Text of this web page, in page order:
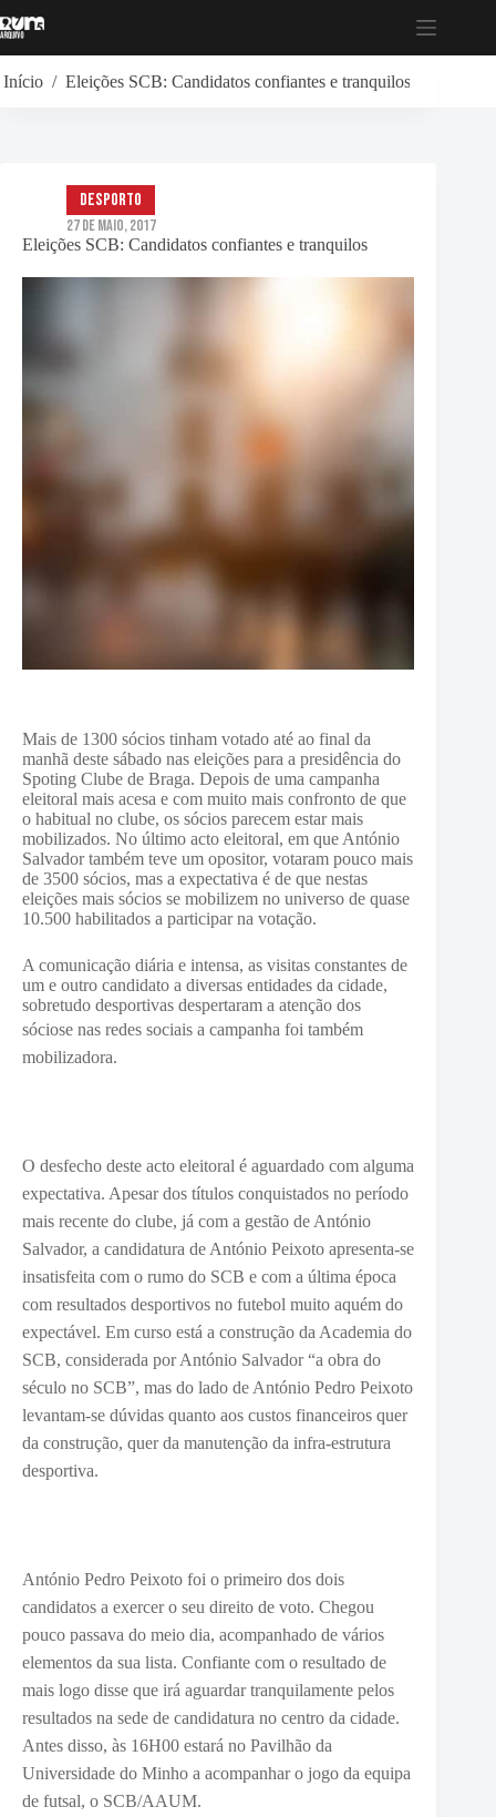
para
Início / Eleições SCB: Candidatos confiantes e tranquilos
Eleições SCB: Candidatos confiantes e tranquilos
Desporto
27 de Maio, 2017
Mais de 1300 sócios tinham votado até ao final da
manhã deste sábado nas eleições para a presidência do
Spoting Clube de Braga. Depois de uma campanha
eleitoral mais acesa e com muito mais confronto de que
o habitual no clube, os sócios parecem estar mais
mobilizados. No último acto eleitoral, em que António
Salvador também teve um opositor, votaram pouco mais
de 3500 sócios, mas a expectativa é de que nestas
eleições mais sócios se mobilizem no universo de quase
10.500 habilitados a participar na votação.
A comunicação diária e intensa, as visitas constantes de
um e outro candidato a diversas entidades da cidade,
sobretudo desportivas despertaram a atenção dos
sóciose nas redes sociais a campanha foi também
mobilizadora.
O desfecho deste acto eleitoral é aguardado com alguma
expectativa. Apesar dos títulos conquistados no período
mais recente do clube, já com a gestão de António
Salvador, a candidatura de António Peixoto apresenta-se
insatisfeita com o rumo do SCB e com a última época
com resultados desportivos no futebol muito aquém do
expectável. Em curso está a construção da Academia do
SCB, considerada por António Salvador “a obra do
século no SCB”, mas do lado de António Pedro Peixoto
levantam-se dúvidas quanto aos custos financeiros quer
da construção, quer da manutenção da infra-estrutura
desportiva.
António Pedro Peixoto foi o primeiro dos dois
candidatos a exercer o seu direito de voto. Chegou
pouco passava do meio dia, acompanhado de vários
elementos da sua lista. Confiante com o resultado de
mais logo disse que irá aguardar tranquilamente pelos
resultados na sede de candidatura no centro da cidade.
Antes disso, às 16H00 estará no Pavilhão da
Universidade do Minho a acompanhar o jogo da equipa
de futsal, o SCB/AAUM.